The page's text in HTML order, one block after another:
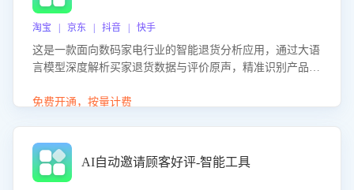
淘宝 | 京东 | 抖音 | 快手
这是一款面向数码家电行业的智能退货分析应用，通过大语
言模型深度解析买家退货数据与评价原声，精准识别产品质
改进建议，通过挖掘用户痛点驱动产品迭代，从根本上降低
免费开通，按量计费
AI自动邀请顾客好评-智能工具